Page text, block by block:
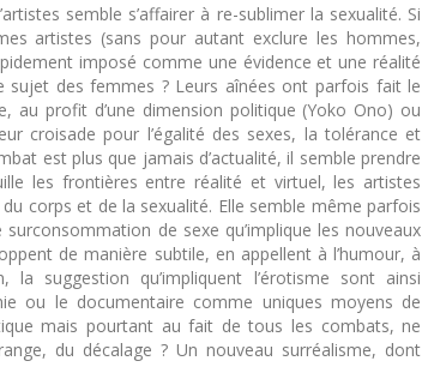
semble s’affairer à re-sublimer la sexualité. Si
artistes (sans pour autant exclure les hommes,
imposé comme une évidence et une réalité
sujet des femmes ? Leurs aînées ont parfois fait le
au profit d’une dimension politique (Yoko Ono) ou
croisade pour l’égalité des sexes, la tolérance et
est plus que jamais d’actualité, il semble prendre
les frontières entre réalité et virtuel, les artistes
corps et de la sexualité. Elle semble même parfois
de sexe qu’implique les nouveaux
de manière subtile, en appellent à l’humour, à
suggestion qu’impliquent l’érotisme sont ainsi
ou le documentaire comme uniques moyens de
mais pourtant au fait de tous les combats, ne
du décalage ? Un nouveau surréalisme, dont